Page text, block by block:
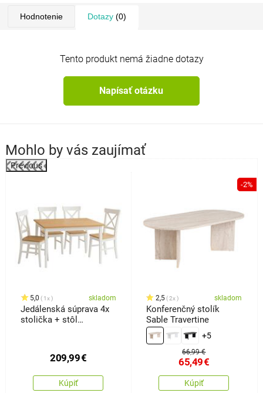
Hodnotenie Dotazy(0)
Tento produkt nemá žiadne dotazy
Napísať otázku
Mohlo by vás zaujímať
Previous
5,0 1x skladom
Jedálenská súprava 4x
stolička + stôl
209,99€
Kúpiť
-2%
2,5 2x skladom
Konferenčný stolík
Sable Travertine
+5
66,99 €
65,49€
Kúpiť